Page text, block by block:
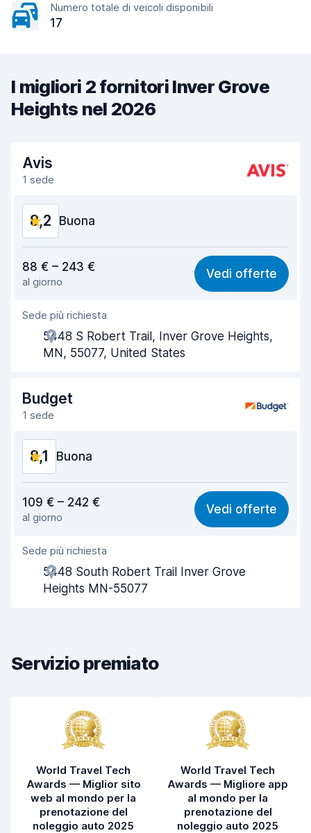
Numero totale di veicoli disponibili
17
I migliori 2 fornitori Inver Grove
Heights nel 2026
Avis
1 sede
8,2 Buona
8,3
Facile da trovare 8,2
Gentilezza degli agenti
Rapidità del ritiro
Pulizia del veicolo 8,2
Condizioni dell'auto
88 € – 243 €
al giorno
Vedi offerte
Sede più richiesta
5448 S Robert Trail, Inver Grove Heights,
MN, 55077, United States
Budget
1 sede
8,1 Buona
8,0
Facile da trovare 8,2
Gentilezza degli agenti
Rapidità del ritiro
Condizioni dell'auto
109 € – 242 €
al giorno
Vedi offerte
Sede più richiesta
5448 South Robert Trail Inver Grove
Heights MN-55077
Servizio premiato
World Travel Tech
Awards — Miglior sito
web al mondo per la
prenotazione del
noleggio auto 2025
World Travel Tech
Awards — Migliore app
al mondo per la
prenotazione del
noleggio auto 2025